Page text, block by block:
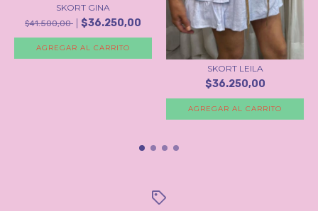
SKORT GINA
$41.500,00 $36.250,00
AGREGAR AL CARRITO
SKORT LEILA
$36.250,00
AGREGAR AL CARRITO